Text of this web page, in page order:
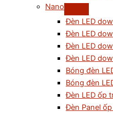
Nano
Đèn LED
Đèn LED
Đèn LED
Đèn LED
Bóng đèn
Bóng đèn
Đèn LED ốp
Đèn Panel